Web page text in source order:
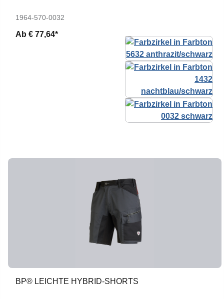
1964-570-0032
Ab € 77,64*
BP® LEICHTE HYBRID-SHORTS